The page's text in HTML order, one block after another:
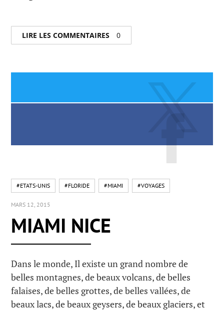
LIRE LES COMMENTAIRES 0
#ETATS-UNIS #FLORIDE #MIAMI #VOYAGES
MARS 12, 2015
MIAMI NICE
Dans le monde, Il existe un grand nombre de
belles montagnes, de beaux volcans, de belles
falaises, de belles grottes, de belles vallées, de
beaux lacs, de beaux geysers, de beaux glaciers, et